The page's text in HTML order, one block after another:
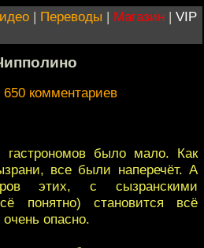
| Переводы | Магазин | VIP
650 комментариев
гастрономов было мало. Как
все были наперечёт. А
этих, с сызранскими
понятно) становится всё
опасно.